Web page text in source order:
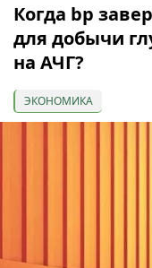
Когда bp
для добычи
на АЧГ?
ЭКОНОМИКА